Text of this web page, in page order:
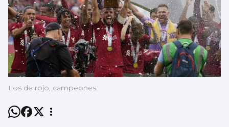
Los de rojo, campeones.